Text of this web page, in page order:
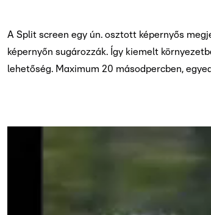
A Split screen egy ún. osztott képernyős
képernyőn sugározzák. Így kiemelt
lehetőség. Maximum 20 másodpercben,